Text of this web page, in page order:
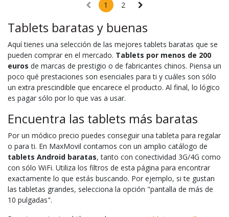
1 2
Tablets baratas y buenas
Aquí tienes una selección de las mejores tablets baratas que se
pueden comprar en el mercado. Tablets por menos de 200
euros de marcas de prestigio o de fabricantes chinos. Piensa un
poco qué prestaciones son esenciales para ti y cuáles son sólo
un extra prescindible que encarece el producto. Al final, lo lógico
es pagar sólo por lo que vas a usar.
Encuentra las tablets más baratas
Por un módico precio puedes conseguir una tableta para regalar
o para ti. En MaxMovil contamos con un amplio catálogo de
tablets Android baratas, tanto con conectividad 3G/4G como
con sólo WiFi. Utiliza los filtros de esta página para encontrar
exactamente lo que estás buscando. Por ejemplo, si te gustan
las tabletas grandes, selecciona la opción "pantalla de más de
10 pulgadas".